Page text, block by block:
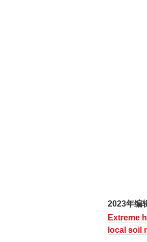
2023年编
Extreme
local soil